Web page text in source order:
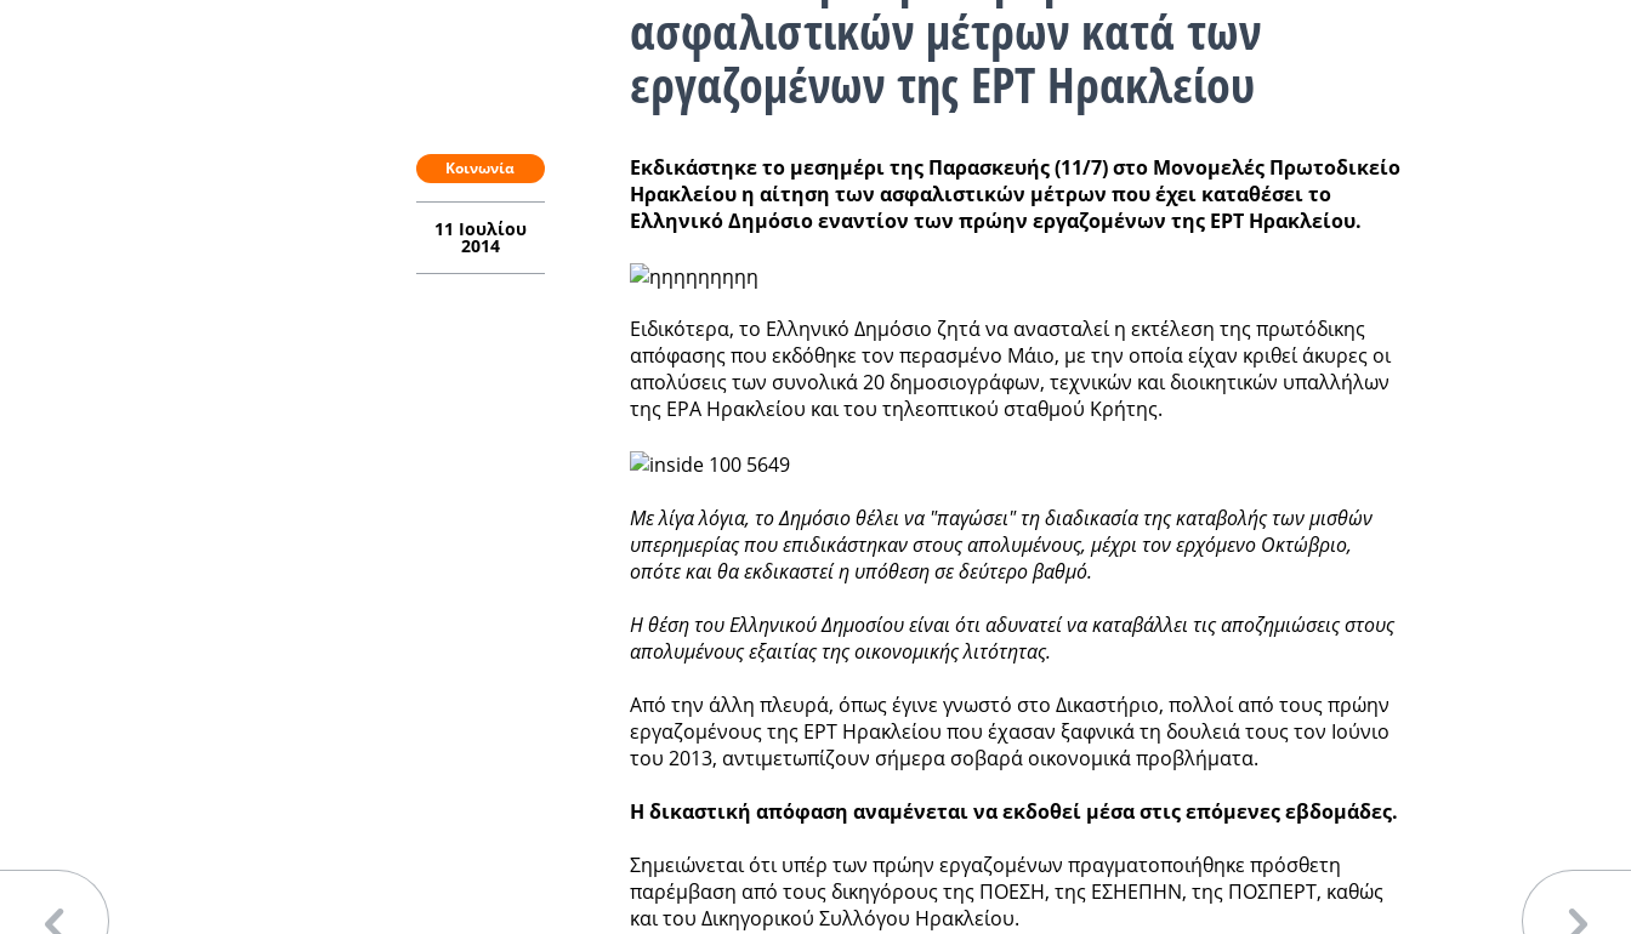
ασφαλιστικών μέτρων κατά των
εργαζομένων της ΕΡΤ Ηρακλείου
Κοινωνία
11 Ιουλίου
2014
Εκδικάστηκε το μεσημέρι της Παρασκευής (11/7) στο Μονομελές Πρωτοδικείο
Ηρακλείου η αίτηση των ασφαλιστικών μέτρων που έχει καταθέσει το
Ελληνικό Δημόσιο εναντίον των πρώην εργαζομένων της ΕΡΤ Ηρακλείου.
Ειδικότερα, το Ελληνικό Δημόσιο ζητά να ανασταλεί η εκτέλεση της πρωτόδικης
απόφασης που εκδόθηκε τον περασμένο Μάιο, με την οποία είχαν κριθεί άκυρες οι
απολύσεις των συνολικά 20 δημοσιογράφων, τεχνικών και διοικητικών υπαλλήλων
της ΕΡΑ Ηρακλείου και του τηλεοπτικού σταθμού Κρήτης.
Με λίγα λόγια, το Δημόσιο θέλει να "παγώσει" τη διαδικασία της καταβολής των μισθών
υπερημερίας που επιδικάστηκαν στους απολυμένους, μέχρι τον ερχόμενο Οκτώβριο,
οπότε και θα εκδικαστεί η υπόθεση σε δεύτερο βαθμό.
Η θέση του Ελληνικού Δημοσίου είναι ότι αδυνατεί να καταβάλλει τις αποζημιώσεις στους
απολυμένους εξαιτίας της οικονομικής λιτότητας.
Από την άλλη πλευρά, όπως έγινε γνωστό στο Δικαστήριο, πολλοί από τους πρώην
εργαζομένους της ΕΡΤ Ηρακλείου που έχασαν ξαφνικά τη δουλειά τους τον Ιούνιο
του 2013, αντιμετωπίζουν σήμερα σοβαρά οικονομικά προβλήματα.
Η δικαστική απόφαση αναμένεται να εκδοθεί μέσα στις επόμενες εβδομάδες.
Σημειώνεται ότι υπέρ των πρώην εργαζομένων πραγματοποιήθηκε πρόσθετη
παρέμβαση από τους δικηγόρους της ΠΟΕΣΗ, της ΕΣΗΕΠΗΝ, της ΠΟΣΠΕΡΤ, καθώς
και του Δικηγορικού Συλλόγου Ηρακλείου.